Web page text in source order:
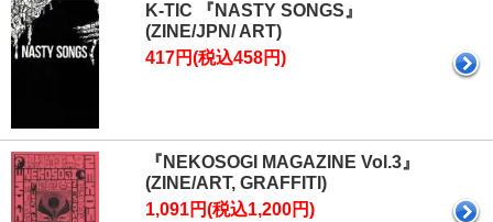
K-TIC 『NASTY SONGS』
(ZINE/JPN/ ART)
417円(税込458円)
『NEKOSOGI MAGAZINE Vol.3』
(ZINE/ART, GRAFFITI)
1,091円(税込1,200円)